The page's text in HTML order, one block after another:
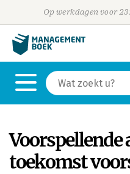
Op werkdagen voor
Voorspellende
toekomst